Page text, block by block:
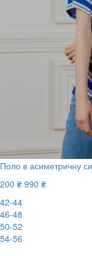
Поло в асиметричну
200 ₴ 990 ₴
42-44
46-48
50-52
54-56